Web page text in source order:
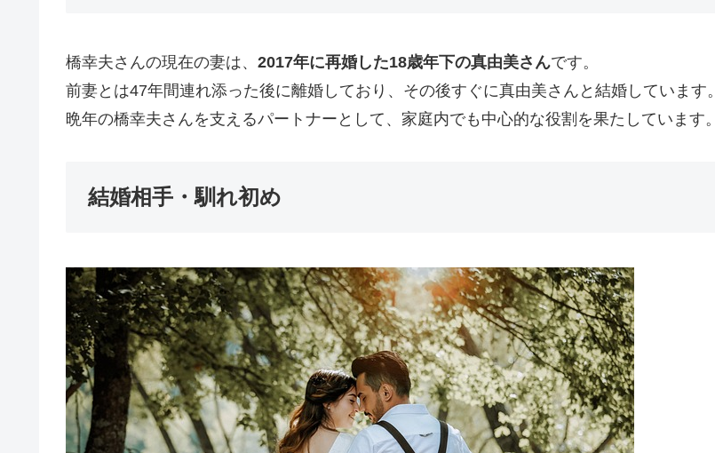
橋幸夫さんの現在の妻は、 2017年に再婚した18歳年下の真由美さんです。
前妻とは47年間連れ添った後に離婚しており、その後すぐに真由美さんと結婚しています。
晩年の橋幸夫さんを支えるパートナーとして、家庭内でも中心的な役割を果たしています。
結婚相手・馴れ初め